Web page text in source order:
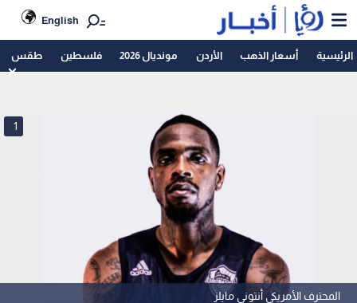
English
الرئيسية أسعار الذهب الأردن مونديال 2026 فلسطين طقس
المحترف الأمريكي أنتوني مايلز
1